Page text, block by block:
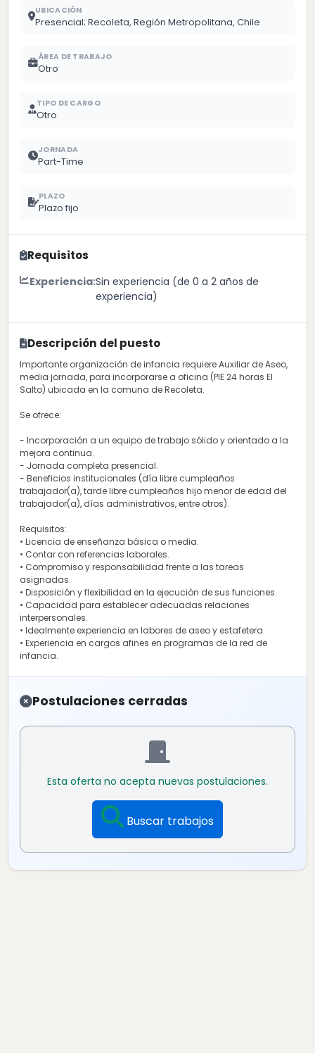
UBICACIÓN
Presencial; Recoleta, Región Metropolitana, Chile
ÁREA DE TRABAJO
Otro
TIPO DE CARGO
Otro
JORNADA
Part-Time
PLAZO
Plazo fijo
Requisitos
Experiencia:Sin experiencia (de 0 a 2 años de
experiencia)
Descripción del puesto
Importante organización de infancia requiere Auxiliar de Aseo,
media jornada, para incorporarse a oficina (PIE 24 horas El
Salto) ubicada en la comuna de Recoleta.
Se ofrece:
- Incorporación a un equipo de trabajo sólido y orientado a la
mejora continua.
- Jornada completa presencial.
- Beneficios institucionales (día libre cumpleaños
trabajador(a), tarde libre cumpleaños hijo menor de edad del
trabajador(a), días administrativos, entre otros).
Requisitos:
• Licencia de enseñanza básica o media.
• Contar con referencias laborales.
• Compromiso y responsabilidad frente a las tareas
asignadas.
• Disposición y flexibilidad en la ejecución de sus funciones.
• Capacidad para establecer adecuadas relaciones
interpersonales.
• Idealmente experiencia en labores de aseo y estafetera.
• Experiencia en cargos afines en programas de la red de
infancia.
Postulaciones cerradas
Esta oferta no acepta nuevas postulaciones.
Buscar trabajos